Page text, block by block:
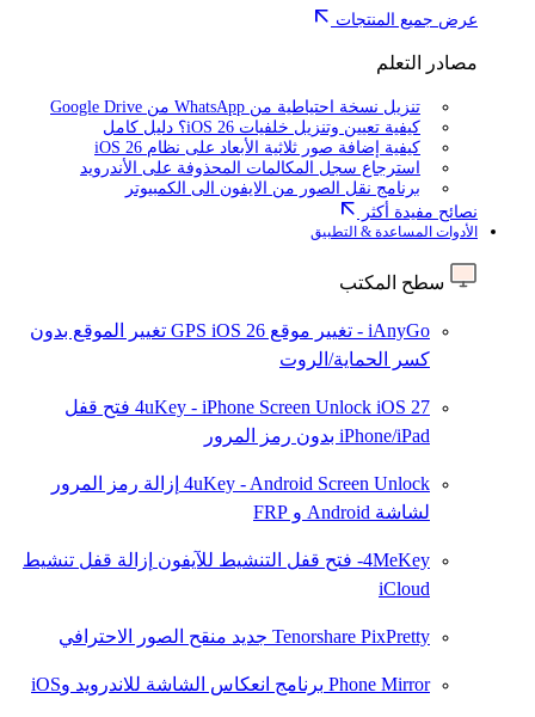
عرض جميع المنتجات
مصادر التعلم
تنزيل نسخة احتياطية من WhatsApp من Google Drive
كيفية تعيين وتنزيل خلفيات iOS 26؟ دليل كامل
كيفية إضافة صور ثلاثية الأبعاد على نظام iOS 26
استرجاع سجل المكالمات المحذوفة على الأندرويد
برنامج نقل الصور من الايفون الى الكمبيوتر
نصائح مفيدة أكثر
الأدوات المساعدة & التطبيق
سطح المكتب
iAnyGo - تغيير موقع GPS iOS 26
تغيير الموقع بدون
كسر الحماية/الروت
4uKey - iPhone Screen Unlock iOS 27
فتح قفل
iPhone/iPad بدون رمز المرور
4uKey - Android Screen Unlock إزالة رمز المرور
لشاشة Android و FRP
4MeKey- فتح قفل التنشيط للآيفون
إزالة قفل تنشيط
iCloud
Tenorshare PixPretty جديد منقح الصور الاحترافي
Phone Mirror برنامج انعكاس الشاشة للاندرويد وiOS